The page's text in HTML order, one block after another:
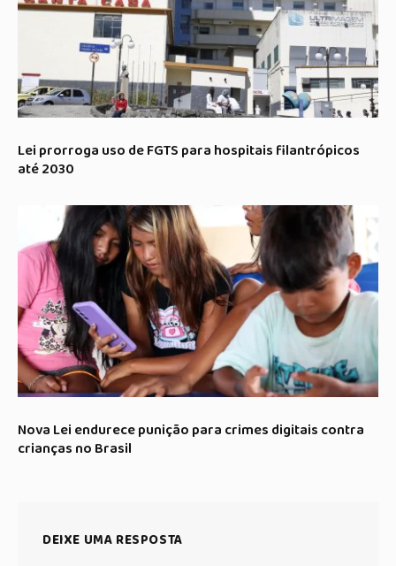
Lei prorroga uso de FGTS para hospitais filantrópicos
até 2030
Nova Lei endurece punição para crimes digitais contra
crianças no Brasil
DEIXE UMA RESPOSTA